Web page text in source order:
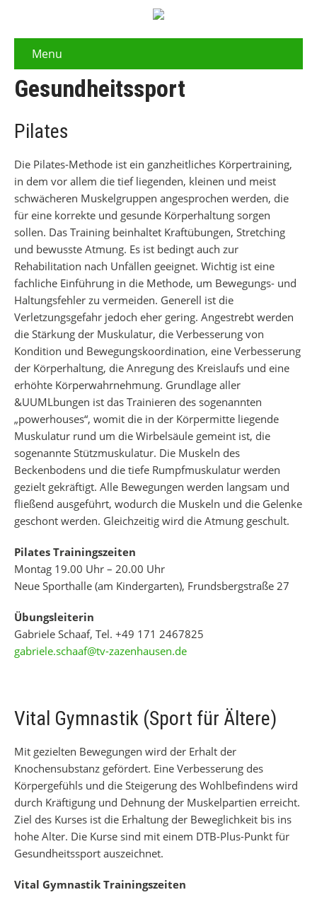
Menu
Gesundheitssport
Pilates
Die Pilates-Methode ist ein ganzheitliches Körpertraining,
in dem vor allem die tief liegenden, kleinen und meist
schwächeren Muskelgruppen angesprochen werden, die
für eine korrekte und gesunde Körperhaltung sorgen
sollen. Das Training beinhaltet Kraftübungen, Stretching
und bewusste Atmung. Es ist bedingt auch zur
Rehabilitation nach Unfällen geeignet. Wichtig ist eine
fachliche Einführung in die Methode, um Bewegungs- und
Haltungsfehler zu vermeiden. Generell ist die
Verletzungsgefahr jedoch eher gering. Angestrebt werden
die Stärkung der Muskulatur, die Verbesserung von
Kondition und Bewegungskoordination, eine Verbesserung
der Körperhaltung, die Anregung des Kreislaufs und eine
erhöhte Körperwahrnehmung. Grundlage aller
&UUMLbungen ist das Trainieren des sogenannten
„powerhouses“, womit die in der Körpermitte liegende
Muskulatur rund um die Wirbelsäule gemeint ist, die
sogenannte Stützmuskulatur. Die Muskeln des
Beckenbodens und die tiefe Rumpfmuskulatur werden
gezielt gekräftigt. Alle Bewegungen werden langsam und
fließend ausgeführt, wodurch die Muskeln und die Gelenke
geschont werden. Gleichzeitig wird die Atmung geschult.
Pilates Trainingszeiten
Montag 19.00 Uhr – 20.00 Uhr
Neue Sporthalle (am Kindergarten), Frundsbergstraße 27
Übungsleiterin
Gabriele Schaaf, Tel. +49 171 2467825
gabriele.schaaf@tv-zazenhausen.de
Vital Gymnastik (Sport für Ältere)
Mit gezielten Bewegungen wird der Erhalt der
Knochensubstanz gefördert. Eine Verbesserung des
Körpergefühls und die Steigerung des Wohlbefindens wird
durch Kräftigung und Dehnung der Muskelpartien erreicht.
Ziel des Kurses ist die Erhaltung der Beweglichkeit bis ins
hohe Alter. Die Kurse sind mit einem DTB-Plus-Punkt für
Gesundheitssport auszeichnet.
Vital Gymnastik Trainingszeiten